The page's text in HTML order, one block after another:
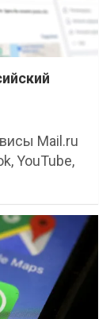
Mail.ru
YouTube,